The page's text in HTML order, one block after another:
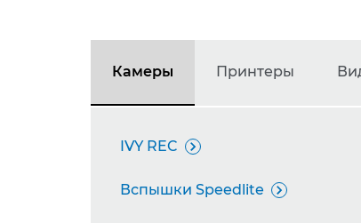
Камеры
IVY REC 
Вспышки Speedlite 
Принтеры